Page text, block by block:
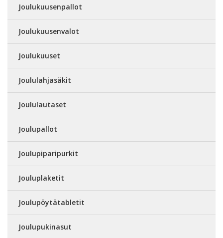
Joulukuusenpallot
Joulukuusenvalot
Joulukuuset
Joululahjasäkit
Joululautaset
Joulupallot
Joulupiparipurkit
Jouluplaketit
Joulupöytätabletit
Joulupukinasut